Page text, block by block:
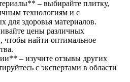
– выбирайте плитку,
технологиям и с
для здоровья материалов.
цены различных
чтобы найти оптимальное
– изучите отзывы других
с экспертами в области